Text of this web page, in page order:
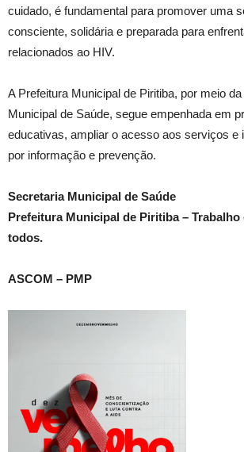
cuidado, é fundamental para promover uma
consciente, solidária e preparada para
relacionados ao HIV.
A Prefeitura Municipal de Piritiba, por meio
Municipal de Saúde, segue empenhada em
educativas, ampliar o acesso aos serviços e
por informação e prevenção.
Secretaria Municipal de Saúde
Prefeitura Municipal de Piritiba – Trabalho
todos.
ASCOM – PMP